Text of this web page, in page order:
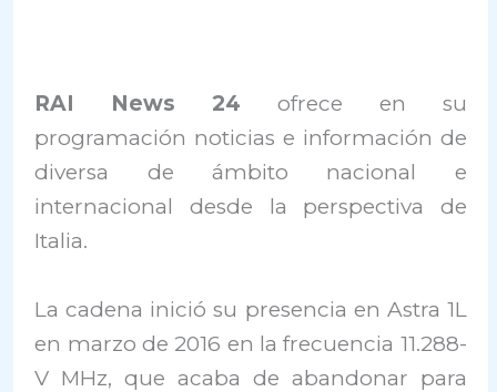
RAI News 24 ofrece en su
programación noticias e información de
diversa de ámbito nacional e
internacional desde la perspectiva de
Italia.
La cadena inició su presencia en Astra 1L
en marzo de 2016 en la frecuencia 11.288-
V MHz, que acaba de abandonar para